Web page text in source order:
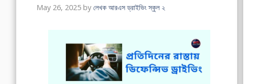
May 26, 2025 by লেখক আরএস ড্রাইভিং স্কুল ২